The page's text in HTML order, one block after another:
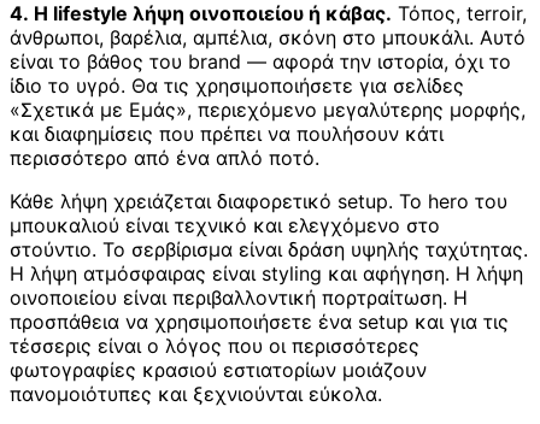
4. Η lifestyle λήψη οινοποιείου ή κάβας. Τόπος, terroir,
άνθρωποι, βαρέλια, αμπέλια, σκόνη στο μπουκάλι. Αυτό
είναι το βάθος του brand — αφορά την ιστορία, όχι το
ίδιο το υγρό. Θα τις χρησιμοποιήσετε για σελίδες
«Σχετικά με Εμάς», περιεχόμενο μεγαλύτερης μορφής,
και διαφημίσεις που πρέπει να πουλήσουν κάτι
περισσότερο από ένα απλό ποτό.
Κάθε λήψη χρειάζεται διαφορετικό setup. Το hero του
μπουκαλιού είναι τεχνικό και ελεγχόμενο στο
στούντιο. Το σερβίρισμα είναι δράση υψηλής ταχύτητας.
Η λήψη ατμόσφαιρας είναι styling και αφήγηση. Η λήψη
οινοποιείου είναι περιβαλλοντική πορτραίτωση. Η
προσπάθεια να χρησιμοποιήσετε ένα setup και για τις
τέσσερις είναι ο λόγος που οι περισσότερες
φωτογραφίες κρασιού εστιατορίων μοιάζουν
πανομοιότυπες και ξεχνιούνται εύκολα.